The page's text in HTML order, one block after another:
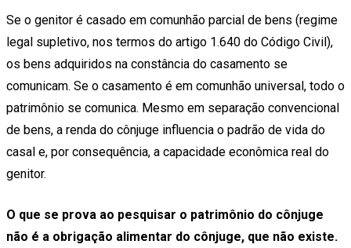
Se o genitor é casado em comunhão parcial de bens (regime
legal supletivo, nos termos do artigo 1.640 do Código Civil),
os bens adquiridos na constância do casamento se
comunicam. Se o casamento é em comunhão universal, todo o
patrimônio se comunica. Mesmo em separação convencional
de bens, a renda do cônjuge influencia o padrão de vida do
casal e, por consequência, a capacidade econômica real do
genitor.
O que se prova ao pesquisar o patrimônio do cônjuge
não é a obrigação alimentar do cônjuge, que não existe.